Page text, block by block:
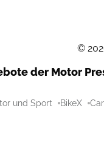
©
der Motor
und Sport BikeX